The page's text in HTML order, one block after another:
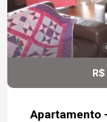
Apartamento